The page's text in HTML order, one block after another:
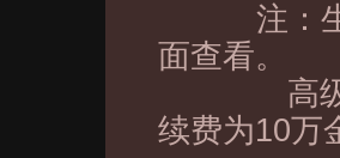
注：生
面查看。
高级和中
续费为10万